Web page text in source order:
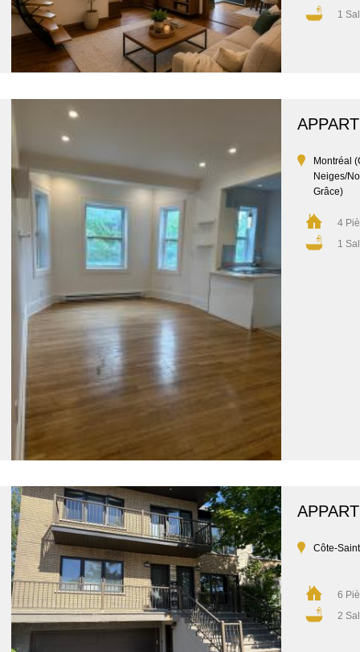
1
Montréal
Neiges/
Grâce)
4
1
Côte-
6
2